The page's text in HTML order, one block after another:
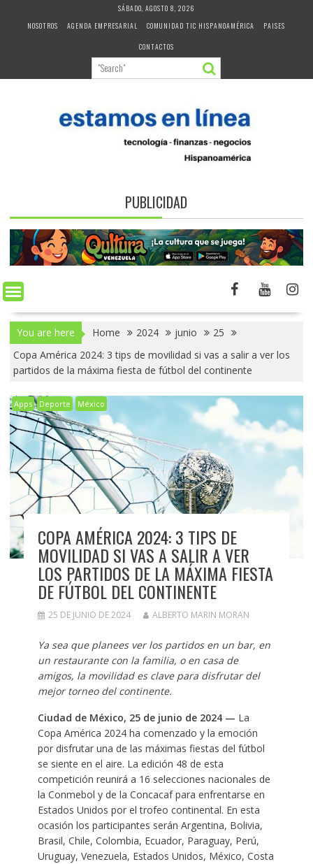
SÁBADO, AGOSTO 8, 2026
NOSOTROS
AGENDA EMPRESARIAL COMUNIDAD TIC HISPANOAMÉRICA
PAISES
CONTACTOS
PUBLICIDAD
You are here Home 2024 junio
25
Copa América 2024: 3 tips de movilidad si vas a salir a ver los
partidos de la máxima fiesta de fútbol del continente
Apps Deporte México
COPA AMÉRICA 2024: 3 TIPS DE
MOVILIDAD SI VAS A SALIR A VER
LOS PARTIDOS DE LA MÁXIMA FIESTA
DE FÚTBOL DEL CONTINENTE
25 DE JUNIO DE 2024 ALBERTO MARIN MORAN
Ya sea que planees ver los partidos en un bar, en
un restaurante con la familia, o en casa de
amigos, la movilidad es clave para disfrutar del
mejor torneo del continente.
Ciudad de México, 25 de junio de 2024 — La
Copa América 2024 ha comenzado y la emoción
por disfrutar una de las máximas fiestas del fútbol
se siente en el aire. La edición 48 de esta
competición reunirá a 16 selecciones nacionales de
la Conmebol y de la Concacaf para enfrentarse en
Estados Unidos por el trofeo continental. En esta
ocasión los participantes serán Argentina, Bolivia,
Brasil, Chile, Colombia, Ecuador, Paraguay, Perú,
Uruguay, Venezuela, Estados Unidos, México, Costa